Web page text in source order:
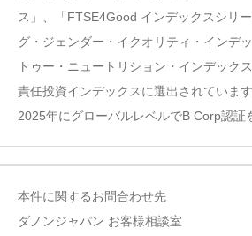
ス」、「FTSE4Good インデックスシリ
グ・ジェンダー・イクオリティ・インデ
トゥー・ニュートリション・インデック
責任投資インデックスに選出されていま
2025年にグローバルレベルでB Corp認証
本件に関するお問合わせ先
ダノンジャパン お客様相談室